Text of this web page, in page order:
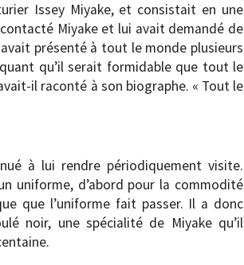
Issey Miyake, et consistait en une
Miyake et lui avait demandé de
présenté à tout le monde plusieurs
qu’il serait formidable que tout le
il raconté à son biographe. « Tout le
à lui rendre périodiquement visite.
uniforme, d’abord pour la commodité
que l’uniforme fait passer. Il a donc
noir, une spécialité de Miyake qu’il